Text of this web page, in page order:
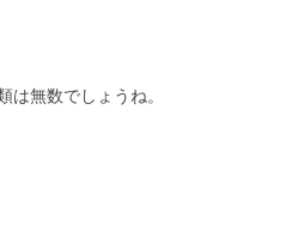
は無数でしょうね。